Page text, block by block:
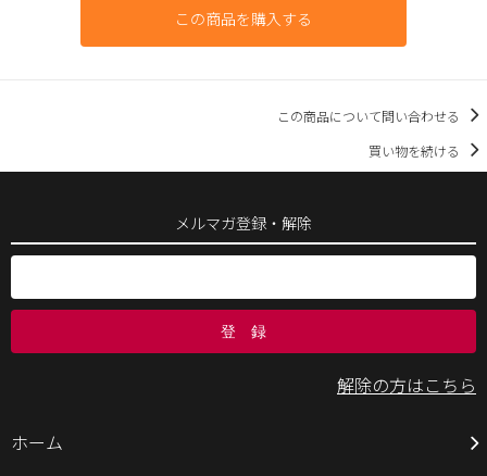
この商品を購入する
この商品について問い合わせる
買い物を続ける
メルマガ登録・解除
解除の方はこちら
ホーム